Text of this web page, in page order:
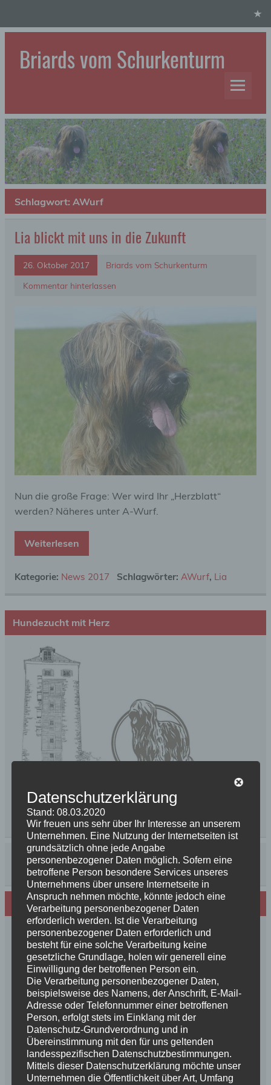
Briards vom Schurkenturm
Schlagwort: AWurf
Lia blickt mit uns in die Zukunft
26. Oktober 2017
Briards vom Schurkenturm
Kommentar hinterlassen
Nun die große Frage: Wer wird Ihr „Herzblatt“
werden? Näheres unter A-Wurf.
Weiterlesen
Kategorie: News 2017 Schlagwörter: AWurf, Lia
Hundezucht mit Herz
Neues von den Turmschurken
Frohe Weihnachten 2025 unseren
Schurkenfamilien und Freunden
Herzlichen Glückwunsch zum 4. Geburtstag
Unsere Feenkinder haben alle verzaubert
News++News++News++Unsere Feenkinder sind
geboren++
++NEWS++NEWS++NEWS++Wir sind
schwanger++
So schön, die Freundschaften der Schurkeneltern
Lilly´s Schwester schickt Grüße
Innigkeit, oder wahre Liebe
Datenschutzerklärung
Stand: 08.03.2020
Wir freuen uns sehr über Ihr Interesse an unserem
Unternehmen. Eine Nutzung der Internetseiten ist
grundsätzlich ohne jede Angabe
personenbezogener Daten möglich. Sofern eine
betroffene Person besondere Services unseres
Unternehmens über unsere Internetseite in
Anspruch nehmen möchte, könnte jedoch eine
Verarbeitung personenbezogener Daten
erforderlich werden. Ist die Verarbeitung
personenbezogener Daten erforderlich und
besteht für eine solche Verarbeitung keine
gesetzliche Grundlage, holen wir generell eine
Einwilligung der betroffenen Person ein.
Die Verarbeitung personenbezogener Daten,
beispielsweise des Namens, der Anschrift, E-Mail-
Adresse oder Telefonnummer einer betroffenen
Person, erfolgt stets im Einklang mit der
Datenschutz-Grundverordnung und in
Übereinstimmung mit den für uns geltenden
landesspezifischen Datenschutzbestimmungen.
Mittels dieser Datenschutzerklärung möchte unser
Unternehmen die Öffentlichkeit über Art, Umfang